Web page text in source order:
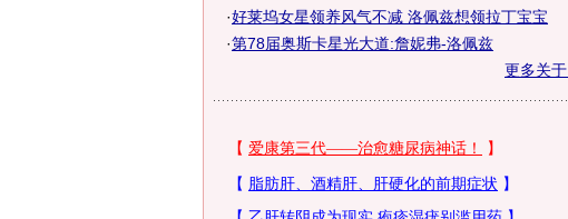
·好莱坞女星领养风气不减 洛佩兹想领拉丁宝宝
·第78届奥斯卡星光大道:詹妮弗-洛佩兹
更多关于